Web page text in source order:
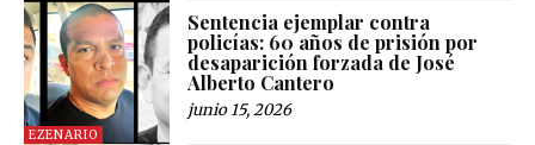
EZENARIO
Sentencia ejemplar contra
policías: 60 años de prisión por
desaparición forzada de José
Alberto Cantero
junio 15, 2026